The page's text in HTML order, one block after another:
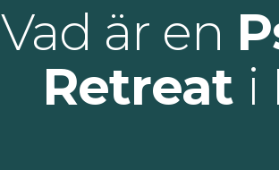
Vad är en
Retreat i